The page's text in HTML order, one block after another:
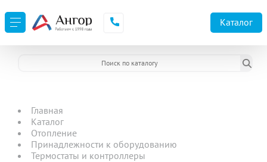
Каталог
Главная
Каталог
Отопление
Принадлежности к оборудованию
Термостаты и контроллеры